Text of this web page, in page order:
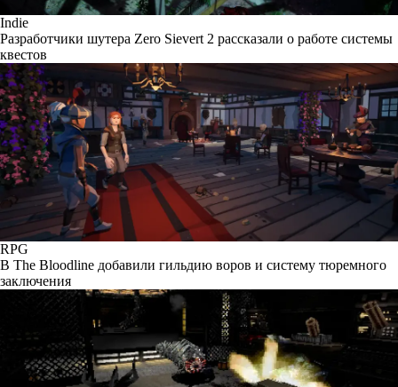
Indie
Разработчики шутера Zero Sievert 2 рассказали о работе системы
квестов
RPG
В The Bloodline добавили гильдию воров и систему тюремного
заключения